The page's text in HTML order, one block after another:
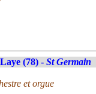
(78) - St Germain
et orgue